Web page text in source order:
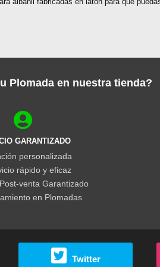
Plomada en nuestra tienda?
GARANTIZADO
personalizada
rápido y eficaz
venta Garantizado
en Plomadas
Twitter